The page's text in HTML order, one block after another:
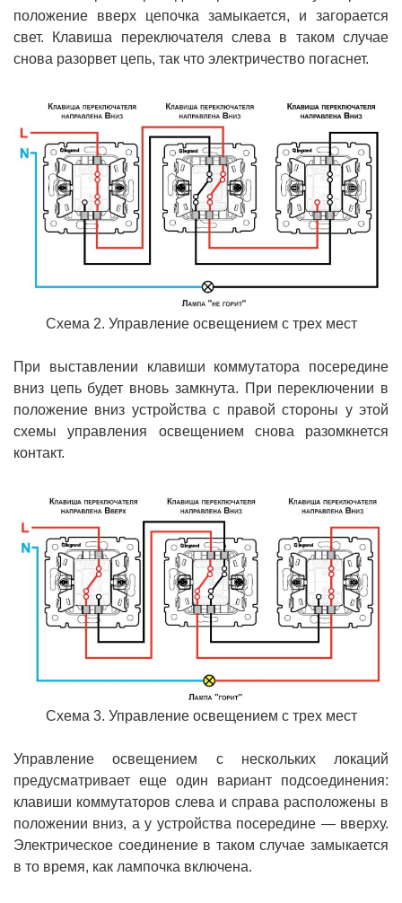
положение вверх цепочка замыкается, и загорается
свет. Клавиша переключателя слева в таком случае
снова разорвет цепь, так что электричество погаснет.
Схема 2. Управление освещением с трех мест
При выставлении клавиши коммутатора посередине
вниз цепь будет вновь замкнута. При переключении в
положение вниз устройства с правой стороны у этой
схемы управления освещением снова разомкнется
контакт.
Схема 3. Управление освещением с трех мест
Управление освещением с нескольких локаций
предусматривает еще один вариант подсоединения:
клавиши коммутаторов слева и справа расположены в
положении вниз, а у устройства посередине — вверху.
Электрическое соединение в таком случае замыкается
в то время, как лампочка включена.